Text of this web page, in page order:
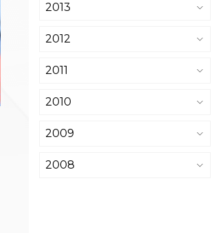
2013
2012
2011
2010
2009
2008